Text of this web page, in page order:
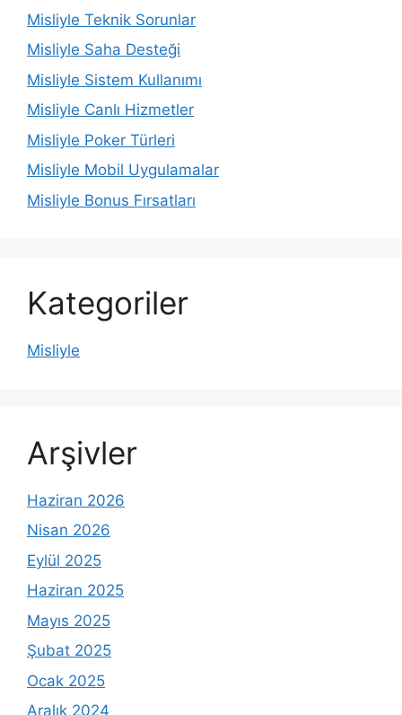
Misliyle Teknik Sorunlar
Misliyle Saha Desteği
Misliyle Sistem Kullanımı
Misliyle Canlı Hizmetler
Misliyle Poker Türleri
Misliyle Mobil Uygulamalar
Misliyle Bonus Fırsatları
Kategoriler
Misliyle
Arşivler
Haziran 2026
Nisan 2026
Eylül 2025
Haziran 2025
Mayıs 2025
Şubat 2025
Ocak 2025
Aralık 2024